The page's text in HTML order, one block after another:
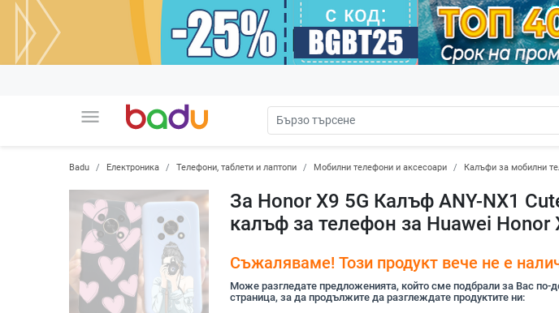
menu
Badu Електроника Телефони, таблети и лаптопи Мобилни телефони и аксесоари Калъфи за мобилни
За Honor X9 5G Калъф ANY-NX1
калъф за телефон за Huawei Honor
Съжаляваме! Този продукт вече не е
Може разгледате предложенията, който сме подбрали за Вас по-
страница, за да продължите да разглеждате продуктите ни: